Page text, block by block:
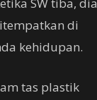
di
kehidupan.
tas plastik